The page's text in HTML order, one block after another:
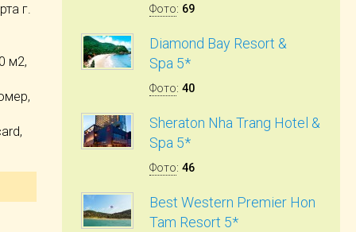
г.
м2,
Фото: 69
Diamond Bay Resort &
Spa 5*
Фото: 40
Sheraton Nha Trang Hotel &
Spa 5*
Фото: 46
Best Western Premier Hon
Tam Resort 5*